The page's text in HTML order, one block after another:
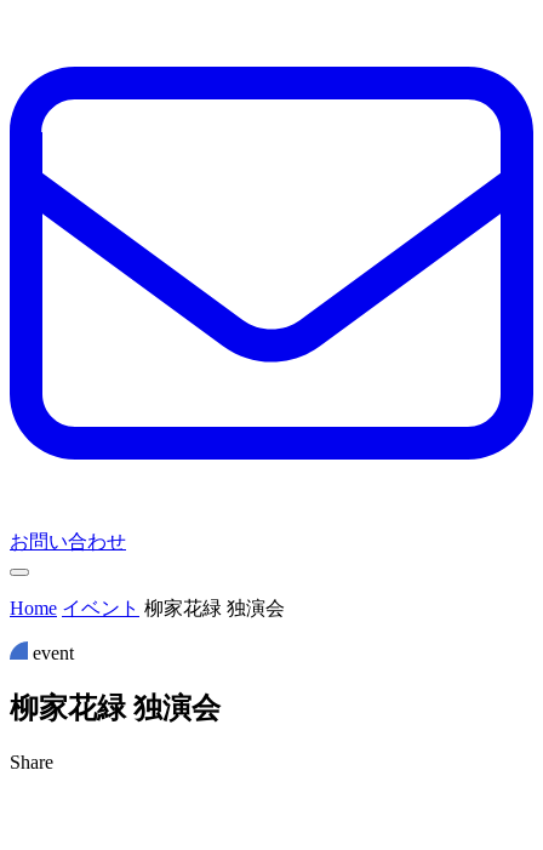
お問い合わせ
Home イベント 柳家花緑 独演会
event
柳家花緑 独演会
Share